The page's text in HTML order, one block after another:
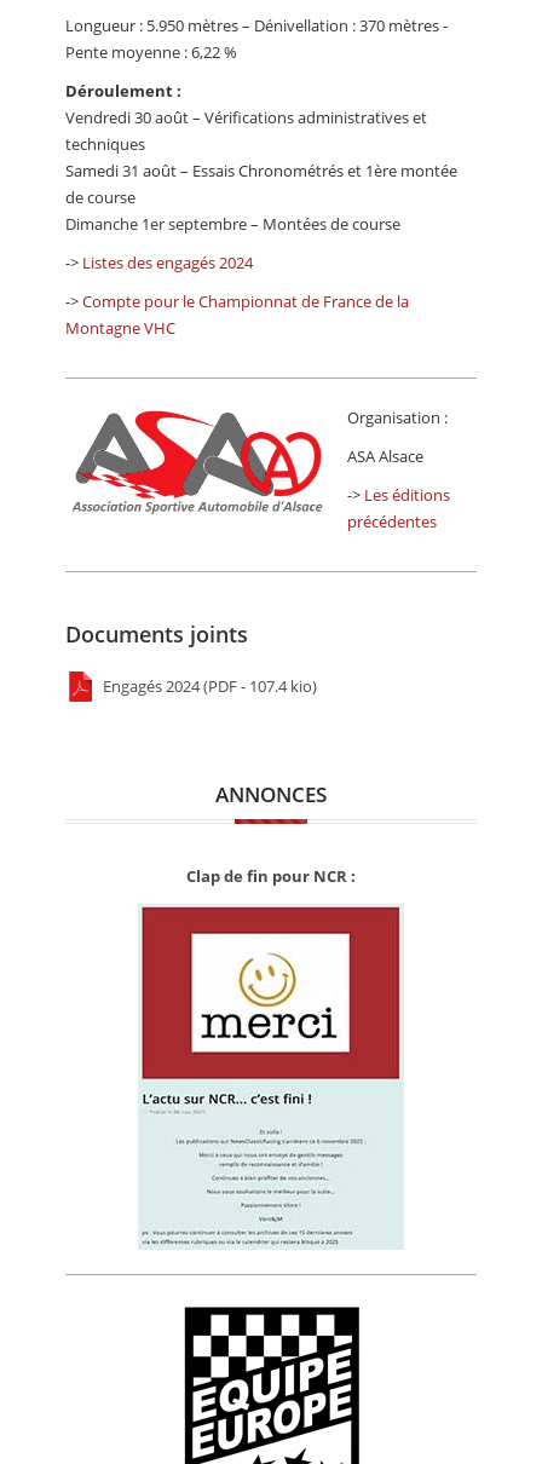
Longueur : 5.950 mètres – Dénivellation : 370 mètres -
Pente moyenne : 6,22 %
Déroulement :
Vendredi 30 août – Vérifications administratives et
techniques
Samedi 31 août – Essais Chronométrés et 1ère montée
de course
Dimanche 1er septembre – Montées de course
-> Listes des engagés 2024
->Compte pour le Championnat de France de la
Montagne VHC
Organisation :
ASA Alsace
-> Les éditions
précédentes
Documents joints
Engagés 2024 (PDF - 107.4 kio)
ANNONCES
Clap de fin pour NCR :